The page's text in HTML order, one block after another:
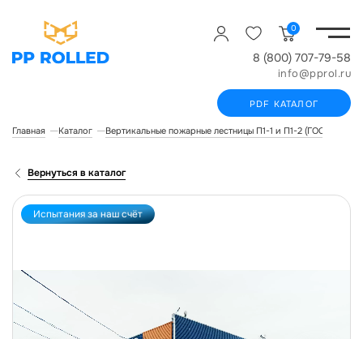
0
8 (800) 707-79-58
info@pprol.ru
PDF КАТАЛОГ
Главная Каталог Вертикальные пожарные лестницы П1-1 и П1-2 (ГОСТ Р
Вернуться в каталог
Испытания за наш счёт